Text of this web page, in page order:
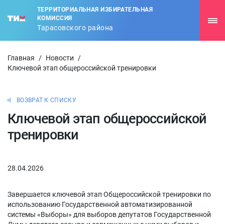
ТЕРРИТОРИАЛЬНАЯ ИЗБИРАТЕЛЬНАЯ
КОМИССИЯ
Тарасовского района
Главная / Новости
/
Ключевой этап общероссийской тренировки
ВОЗВРАТ К СПИСКУ
Ключевой этап общероссийской
тренировки
28.04.2026
Завершается ключевой этап Общероссийской тренировки по
использованию Государственной автоматизированной
системы «Выборы» для выборов депутатов Государственной